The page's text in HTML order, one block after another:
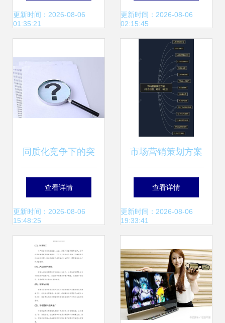
召开2013级市场营
厂”学期项目总结会
更新时间：2026-08-06
01:35:21
的转型之路
更新时间：2026-08-06
02:15:45
同质化竞争下的突
围之道 基于差异化
策略的市场营销策
划
查看详情
更新时间：2026-08-06
15:48:25
市场营销策划方案
(包含目的,定位,输
出) 1.市场趋势分析
查看详情
更新时间：2026-08-06
19:33:41